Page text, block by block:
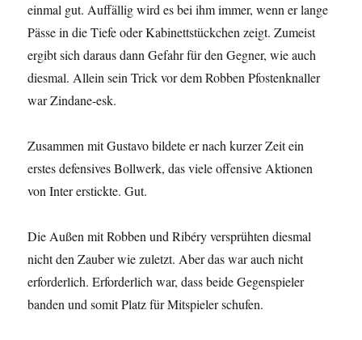
einmal gut. Auffällig wird es bei ihm immer, wenn er lange
Pässe in die Tiefe oder Kabinettstückchen zeigt. Zumeist
ergibt sich daraus dann Gefahr für den Gegner, wie auch
diesmal. Allein sein Trick vor dem Robben Pfostenknaller
war Zindane-esk.
Zusammen mit Gustavo bildete er nach kurzer Zeit ein
erstes defensives Bollwerk, das viele offensive Aktionen
von Inter erstickte. Gut.
Die Außen mit Robben und Ribéry versprühten diesmal
nicht den Zauber wie zuletzt. Aber das war auch nicht
erforderlich. Erforderlich war, dass beide Gegenspieler
banden und somit Platz für Mitspieler schufen.